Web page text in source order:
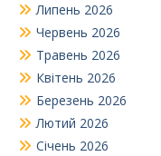
Липень 2026
Червень 2026
Травень 2026
Квітень 2026
Березень 2026
Лютий 2026
Січень 2026